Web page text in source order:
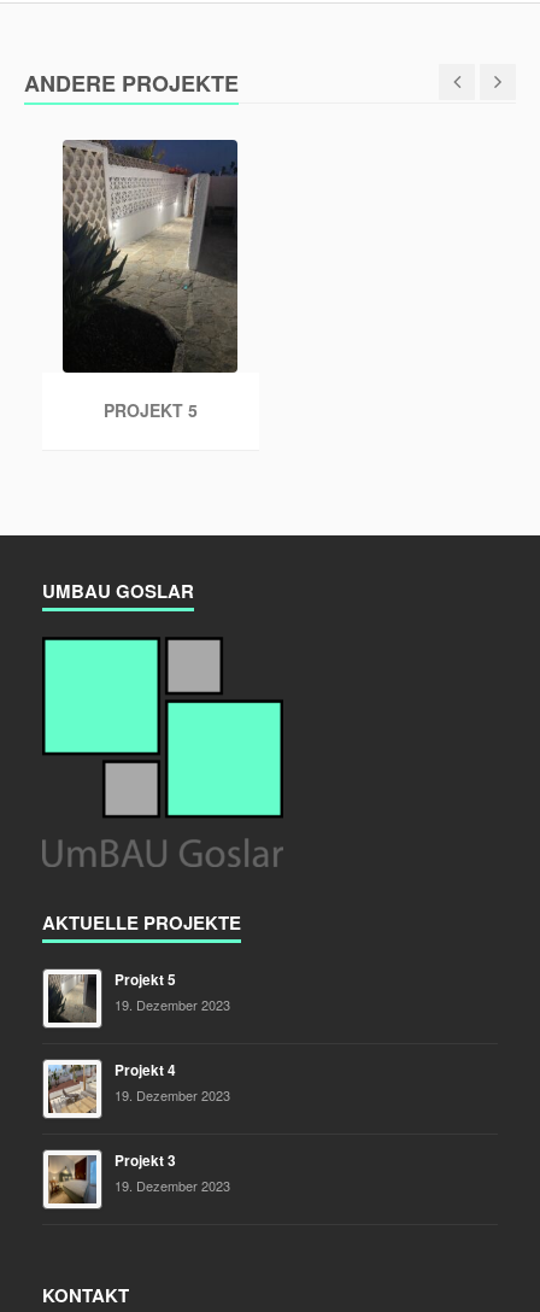
ANDERE PROJEKTE
PROJEKT 5
UMBAU GOSLAR
AKTUELLE PROJEKTE
Projekt 5
19. Dezember 2023
Projekt 4
19. Dezember 2023
Projekt 3
19. Dezember 2023
KONTAKT